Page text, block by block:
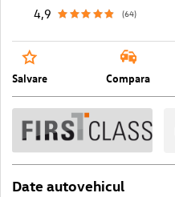
4,9
(64)
Salvare Compara
Date autovehicul